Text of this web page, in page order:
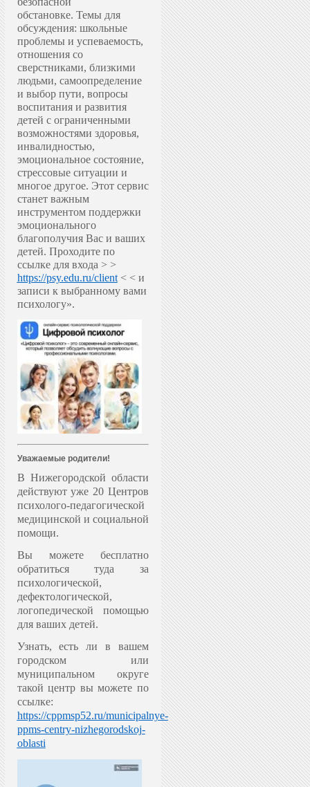
обстановке. Темы для
обсуждения: школьные
проблемы и успеваемость,
отношения со
сверстниками, близкими
людьми, самоопределение
и выбор пути, вопросы
воспитания и развития
детей с ограниченными
возможностями здоровья,
инвалидностью,
эмоциональное состояние,
стрессовые ситуации и
многое другое. Этот сервис
станет важным
инструментом поддержки
эмоционального
благополучия Вас и ваших
детей. Проходите по
ссылке для входа > >
https://psy.edu.ru/client< < и
записи к выбранному вами
психологу».
Уважаемые родители!
В Нижегородской области
действуют уже 20 Центров
психолого-педагогической
медицинской и социальной
помощи.
Вы можете бесплатно
обратиться туда за
психологической,
дефектологической,
логопедической помощью
для ваших детей.
Узнать, есть ли в вашем
городском или
муниципальном округе
такой центр вы можете по
ссылке:
https://cppmsp52.ru/municipalnye-
ppms-centry-nizhegorodskoj-
oblasti